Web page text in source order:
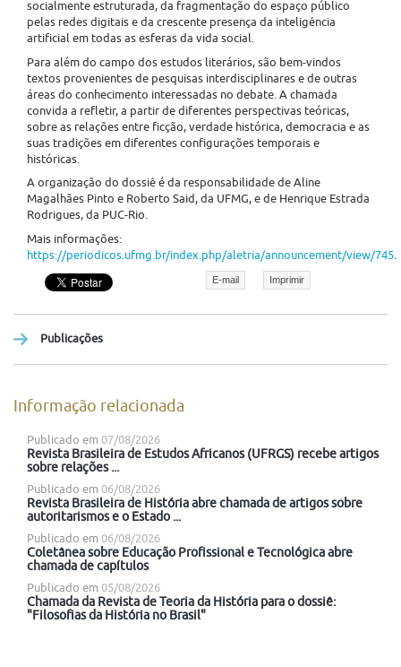
socialmente estruturada, da fragmentação do espaço público
pelas redes digitais e da crescente presença da inteligência
artificial em todas as esferas da vida social.
Para além do campo dos estudos literários, são bem-vindos
textos provenientes de pesquisas interdisciplinares e de outras
áreas do conhecimento interessadas no debate. A chamada
convida a refletir, a partir de diferentes perspectivas teóricas,
sobre as relações entre ficção, verdade histórica, democracia e as
suas tradições em diferentes configurações temporais e
históricas.
A organização do dossiê é da responsabilidade de Aline
Magalhães Pinto e Roberto Said, da UFMG, e de Henrique Estrada
Rodrigues, da PUC-Rio.
Mais informações:
https://periodicos.ufmg.br/index.php/aletria/announcement/view/745
E-mail Imprimir
Publicações
Informação relacionada
Publicado em 07/08/2026
Revista Brasileira de Estudos Africanos (UFRGS) recebe artigos
sobre relações ...
Publicado em 06/08/2026
Revista Brasileira de História abre chamada de artigos sobre
autoritarismos e o Estado ...
Publicado em 06/08/2026
Coletânea sobre Educação Profissional e Tecnológica abre
chamada de capítulos
Publicado em 05/08/2026
Chamada da Revista de Teoria da História para o dossiê:
"Filosofias da História no Brasil"